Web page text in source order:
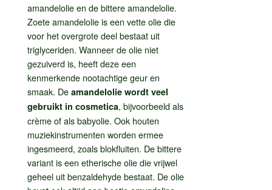
amandelolie en de bittere amandelolie.
Zoete amandelolie is een vette olie die
voor het overgrote deel bestaat uit
triglyceriden. Wanneer de olie niet
gezuiverd is, heeft deze een
kenmerkende nootachtige geur en
smaak. De amandelolie wordt veel
gebruikt in cosmetica, bijvoorbeeld als
crème of als babyolie. Ook houten
muziekinstrumenten worden ermee
ingesmeerd, zoals blokfluiten. De bittere
variant is een etherische olie die vrijwel
geheel uit benzaldehyde bestaat. De olie